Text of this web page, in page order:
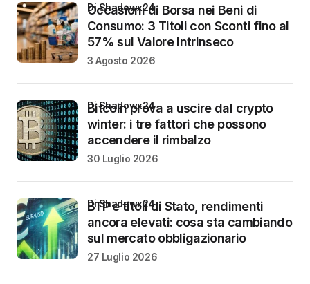
Occasioni di Borsa nei Beni di
Consumo: 3 Titoli con Sconti fino al
57% sul Valore Intrinseco
di Shadowx24
3 Agosto 2026
Bitcoin prova a uscire dal crypto
winter: i tre fattori che possono
accendere il rimbalzo
di Shadowx24
30 Luglio 2026
BTP e titoli di Stato, rendimenti
ancora elevati: cosa sta cambiando
sul mercato obbligazionario
di Shadowx24
27 Luglio 2026